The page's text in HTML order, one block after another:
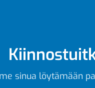
sinua löytämään